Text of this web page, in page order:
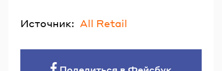
Источник: All Retail